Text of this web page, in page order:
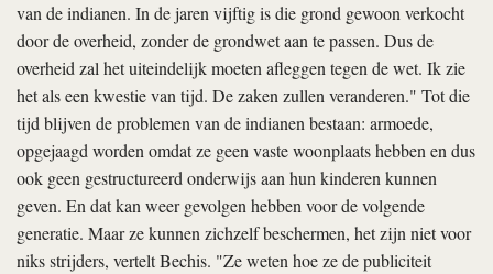
van de indianen. In de jaren vijftig is die grond gewoon verkocht
door de overheid, zonder de grondwet aan te passen. Dus de
overheid zal het uiteindelijk moeten afleggen tegen de wet. Ik zie
het als een kwestie van tijd. De zaken zullen veranderen." Tot die
tijd blijven de problemen van de indianen bestaan: armoede,
opgejaagd worden omdat ze geen vaste woonplaats hebben en dus
ook geen gestructureerd onderwijs aan hun kinderen kunnen
geven. En dat kan weer gevolgen hebben voor de volgende
generatie. Maar ze kunnen zichzelf beschermen, het zijn niet voor
niks strijders, vertelt Bechis. "Ze weten hoe ze de publiciteit